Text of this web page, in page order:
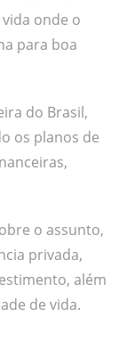
onde o
para boa
do Brasil,
os planos de
o assunto,
privada,
além
de vida.